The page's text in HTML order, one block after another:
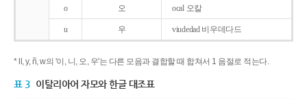
o 오 ocal 오칼
u 우 viudedad 비우데다드
* ll, y, ñ, w의 '이, 니, 오, 우'는 다른 모음과 결합할 때 합쳐서 1 음절로 적는다.
표 3 이탈리아어 자모와 한글 대조표